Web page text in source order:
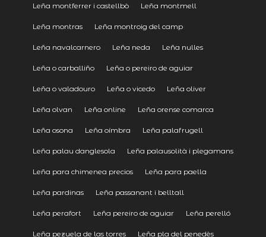
Leña montferrer i castellbò Leña montmell
Leña montras Leña montroig del camp
Leña navalcarnero Leña neda Leña nulles
Leña o carballiño Leña o pereiro de aguiar
Leña o valadouro Leña o vicedo Leña oliver
Leña olvan Leña online Leña orense comarca
Leña osona Leña oímbra Leña palafrugell
Leña palau danglesola Leña palausolità i plegamans
Leña para chimenea precios Leña para paella
Leña pardinas Leña passanant i belltall
Leña perafort Leña pereiro de aguiar Leña perelló
Leña pezuela de las torres Leña pla del penedès